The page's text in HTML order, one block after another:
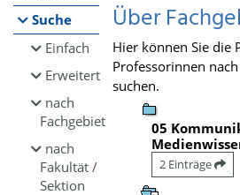
Suche
Einfach
Erweitert
nach
Fachgebiet
nach
Fakultät /
Sektion
Über
Hier können Sie die
Professorinnen
suchen.
05
2 Einträge